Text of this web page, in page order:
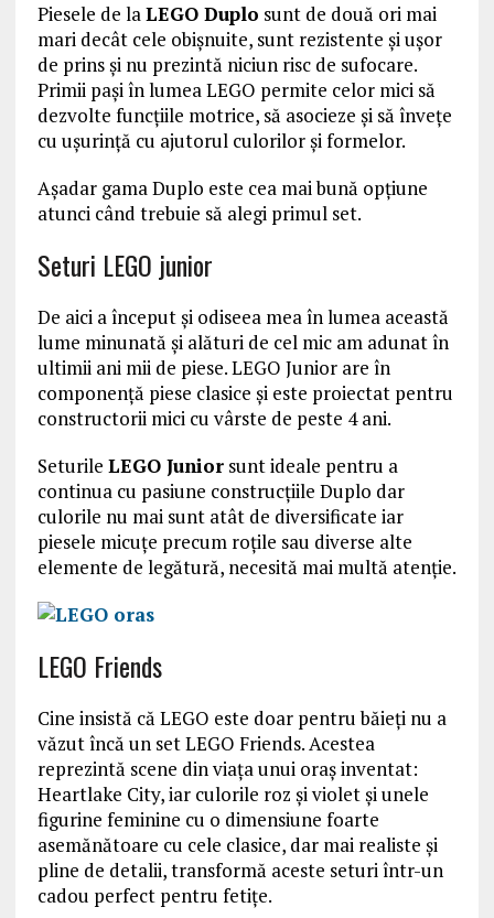
Piesele de laLEGO Duplo sunt de două ori mai
mari decât cele obișnuite, sunt rezistente și ușor
de prins și nu prezintă niciun risc de sufocare.
Primii pași în lumea LEGO permite celor mici să
dezvolte funcțiile motrice, să asocieze și să învețe
cu ușurință cu ajutorul culorilor și formelor.
Așadar gama Duplo este cea mai bună opțiune
atunci când trebuie să alegi primul set.
Seturi LEGO junior
De aici a început și odiseea mea în lumea această
lume minunată și alături de cel mic am adunat în
ultimii ani mii de piese. LEGO Junior are în
componență piese clasice și este proiectat pentru
constructorii mici cu vârste de peste 4 ani.
Seturile LEGO Juniorsunt ideale pentru a
continua cu pasiune construcțiile Duplo dar
culorile nu mai sunt atât de diversificate iar
piesele micuțe precum roțile sau diverse alte
elemente de legătură, necesită mai multă atenție.
LEGO Friends
Cine insistă că LEGO este doar pentru băieți nu a
văzut încă un set LEGO Friends. Acestea
reprezintă scene din viața unui oraș inventat:
Heartlake City, iar culorile roz și violet și unele
figurine feminine cu o dimensiune foarte
asemănătoare cu cele clasice, dar mai realiste și
pline de detalii, transformă aceste seturi într-un
cadou perfect pentru fetițe.